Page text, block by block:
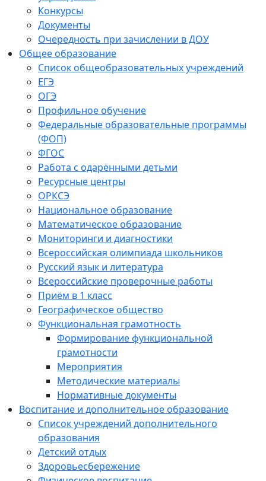
Конкурсы
Документы
Очередность при зачислении в ДОУ
Общее образование
Список общеобразовательных учреждений
ЕГЭ
ОГЭ
Профильное обучение
Федеральные образовательные программы
(ФОП)
ФГОС
Работа с одарёнными детьми
Ресурсные центры
ОРКСЭ
Национальное образование
Математическое образование
Мониторинги и диагностики
Всероссийская олимпиада школьников
Русский язык и литература
Всероссийские проверочные работы
Приём в 1 класс
Географическое общество
Функциональная грамотность
Формирование функциональной
грамотности
Мероприятия
Методические материалы
Нормативные документы
Воспитание и дополнительное образование
Список учреждений дополнительного
образования
Детский отдых
Здоровьесбережение